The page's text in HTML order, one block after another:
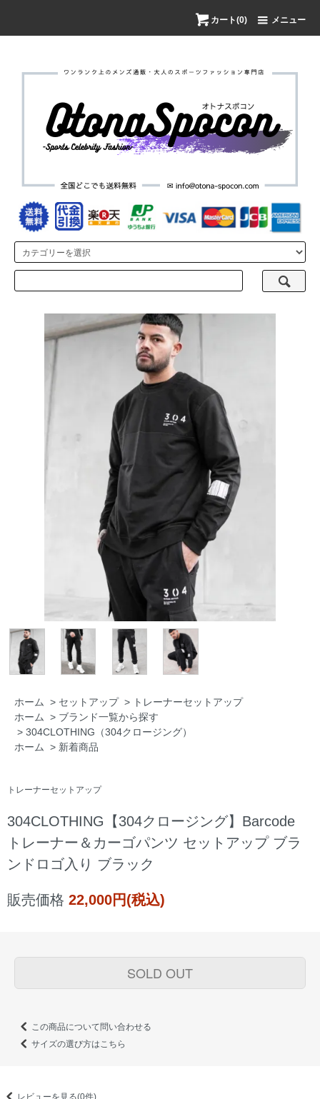
カート(0) メニュー
ホーム > セットアップ > トレーナーセットアップ
ホーム
> ブランド一覧から探す
> 304CLOTHING（304クロージング）
ホーム
> 新着商品
トレーナーセットアップ
304CLOTHING【304クロージング】Barcode
トレーナー＆カーゴパンツ セットアップ ブラ
ンドロゴ入り ブラック
販売価格 22,000円(税込)
SOLD OUT
この商品について問い合わせる
サイズの選び方はこちら
レビューを見る(0件)